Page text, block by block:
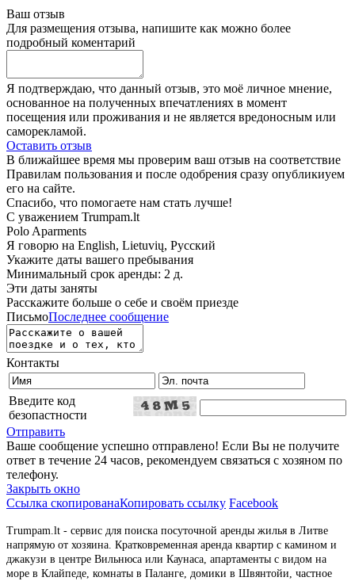
Ваш отзыв
Для размещения отзыва, напишите как можно более
подробный коментарий
Я подтверждаю, что данный отзыв, это моё личное мнение,
основанное на полученных впечатлениях в момент
посещения или проживания и не является вредоносным или
саморекламой.
Оставить отзыв
В ближайшее время мы проверим ваш отзыв на соответствие
Правилам пользования и после одобрения сразу опубликиуем
его на сайте.
Спасибо, что помогаете нам стать лучше!
С уважением Trumpam.lt
Polo Aparments
Я говорю на English, Lietuvių, Русский
Укажите даты вашего пребывания
Минимальный срок аренды: 2 д.
Эти даты заняты
Расскажите больше о себе и своём приезде
ПисьмоПоследнее сообщение
Контакты
Введите код
безопастности
Отправить
Ваше сообщение успешно отправлено! Если Вы не получите
ответ в течение 24 часов, рекомендуем связаться с хозяном по
телефону.
Закрыть окно
Ссылка скопированаКопировать ссылку Facebook
Trumpam.lt - сервис для поиска посуточной аренды жилья в Литве
напрямую от хозяина. Кратковременная аренда квартир с камином и
джакузи в центре Вильнюса или Каунаса, апартаменты с видом на
море в Клайпеде, комнаты в Паланге, домики в Швянтойи, частное